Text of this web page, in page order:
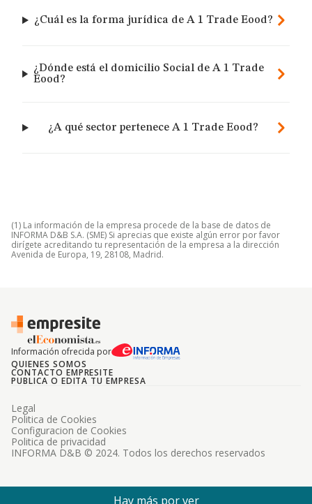
¿Cuál es la forma jurídica de A 1 Trade Eood?
¿Dónde está el domicilio Social de A 1 Trade
Eood?
¿A qué sector pertenece A 1 Trade Eood?
(1) La información de la empresa procede de la base de datos de
INFORMA D&B S.A. (SME) Si aprecias que existe algún error por favor
dirígete acreditando tu representación de la empresa a la dirección
Avenida de Europa, 19, 28108, Madrid.
Información ofrecida por
QUIENES SOMOS
CONTACTO EMPRESITE
PUBLICA O EDITA TU EMPRESA
INFORMA D&B © 2024. Todos los derechos reservados
Legal
Politica de Cookies
Configuracion de Cookies
Politica de privacidad
Hay más por ver